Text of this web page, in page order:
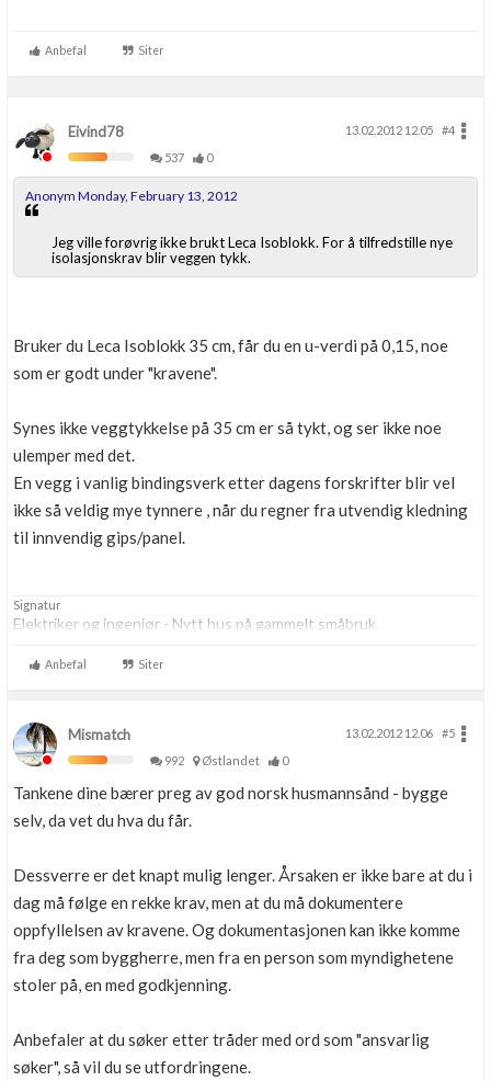
Anbefal Siter
Eivind78 13.02.2012 12.05
#4
537
0
Anonym Monday, February 13, 2012
Jeg ville forøvrig ikke brukt Leca Isoblokk. For å tilfredstille nye
isolasjonskrav blir veggen tykk.
Bruker du Leca Isoblokk 35 cm, får du en u-verdi på 0,15, noe
som er godt under "kravene".
Synes ikke veggtykkelse på 35 cm er så tykt, og ser ikke noe
ulemper med det.
En vegg i vanlig bindingsverk etter dagens forskrifter blir vel
ikke så veldig mye tynnere , når du regner fra utvendig kledning
til innvendig gips/panel.
Signatur
Elektriker og ingeniør - Nytt hus på gammelt småbruk
Anbefal Siter
Mismatch 13.02.2012 12.06
#5
992
Østlandet 0
Tankene dine bærer preg av god norsk husmannsånd - bygge
selv, da vet du hva du får.
Dessverre er det knapt mulig lenger. Årsaken er ikke bare at du i
dag må følge en rekke krav, men at du må dokumentere
oppfyllelsen av kravene. Og dokumentasjonen kan ikke komme
fra deg som byggherre, men fra en person som myndighetene
stoler på, en med godkjenning.
Anbefaler at du søker etter tråder med ord som "ansvarlig
søker", så vil du se utfordringene.